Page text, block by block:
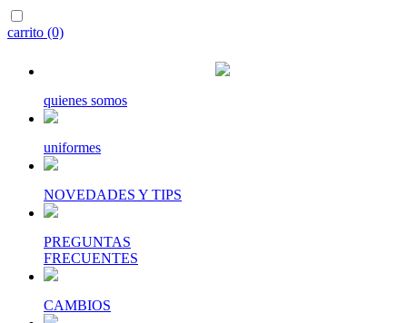
carrito (0)
quienes somos
uniformes
NOVEDADES Y TIPS
PREGUNTAS
FRECUENTES
CAMBIOS